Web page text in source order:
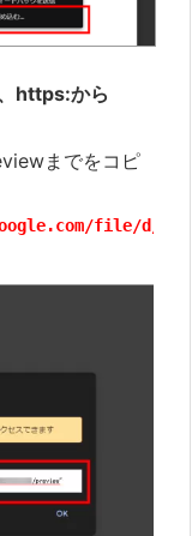
https:から
までをコピ
file/d/英数